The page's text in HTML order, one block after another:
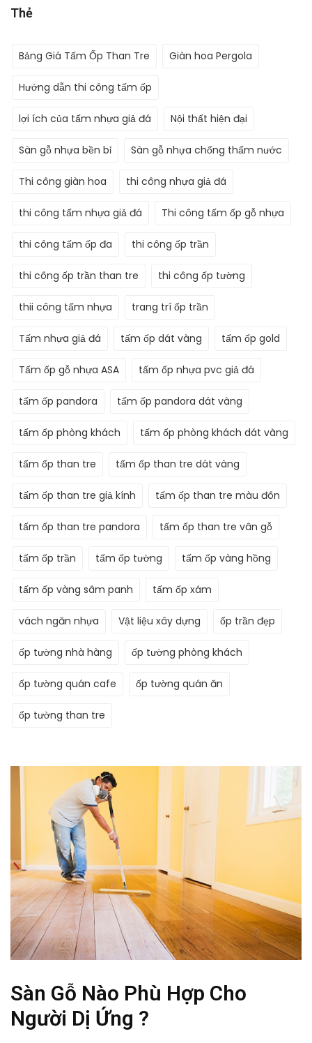
Thẻ
Bảng Giá Tấm Ốp Than Tre Giàn hoa Pergola
Hướng dẫn thi công tấm ốp
lợi ích của tấm nhựa giả đá Nội thất hiện đại
Sàn gỗ nhựa bền bỉ Sàn gỗ nhựa chống thấm nước
Thi công giàn hoa thi công nhựa giả đá
thi công tấm nhựa giả đá Thi công tấm ốp gỗ nhựa
thi công tấm ốp đa thi công ốp trần
thi công ốp trần than tre thi công ốp tường
thii công tấm nhựa trang trí ốp trần
Tấm nhựa giả đá tấm ốp dát vàng tấm ốp gold
Tấm ốp gỗ nhựa ASA tấm ốp nhựa pvc giả đá
tấm ốp pandora tấm ốp pandora dát vàng
tấm ốp phòng khách tấm ốp phòng khách dát vàng
tấm ốp than tre tấm ốp than tre dát vàng
tấm ốp than tre giả kính tấm ốp than tre màu đôn
tấm ốp than tre pandora tấm ốp than tre vân gỗ
tấm ốp trần tấm ốp tường tấm ốp vàng hồng
tấm ốp vàng sâm panh tấm ốp xám
vách ngăn nhựa Vật liệu xây dựng ốp trần đẹp
ốp tường nhà hàng ốp tường phòng khách
ốp tường quán cafe ốp tường quán ăn
ốp tường than tre
Sàn Gỗ Nào Phù Hợp Cho
Người Dị Ứng ?